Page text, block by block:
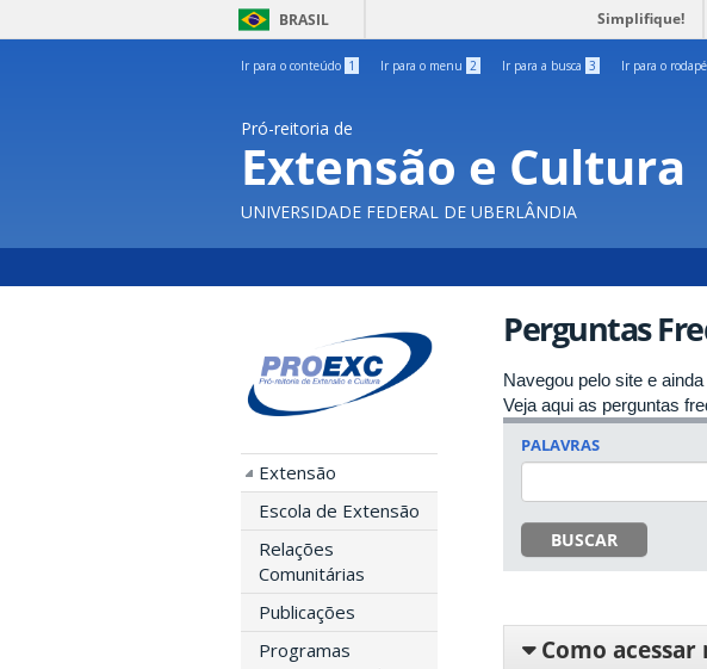
BRASIL Simplifique!
Ir para o conteúdo 1 Ir para o menu 2 Ir para a busca 3 Ir para o rodapé
Pró-reitoria de
Extensão e Cultura
UNIVERSIDADE FEDERAL DE UBERLÂNDIA
Extensão
Escola de Extensão
Relações
Comunitárias
Publicações
Programas
Perguntas
Navegou pelo site e
Veja aqui as perguntas
PALAVRAS
BUSCAR
Como acessar